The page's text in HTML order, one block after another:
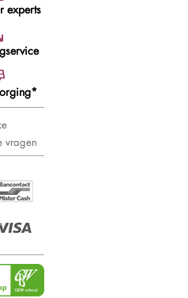
experts
vragen